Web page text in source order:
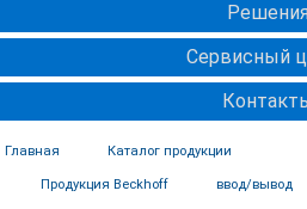
Сервисный
Главная Каталог продукции
Продукция Beckhoff ввод/вывод